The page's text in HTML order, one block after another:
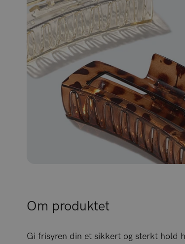
Om produktet
Gi frisyren din et sikkert og sterkt hold